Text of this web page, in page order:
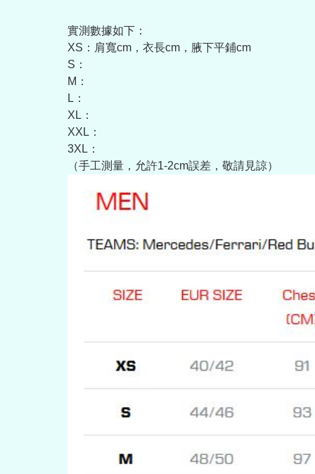
實測數據如下：
XS：肩寬cm，衣長cm，腋下平鋪cm
S：
M：
L：
XL：
XXL：
3XL：
（手工測量，允許1-2cm誤差，敬請見諒）